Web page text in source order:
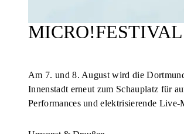
MICRO!FESTIVAL
Am 7. und 8. August wird die
Innenstadt erneut zum Schauplatz für
Performances und elektrisierende Live-